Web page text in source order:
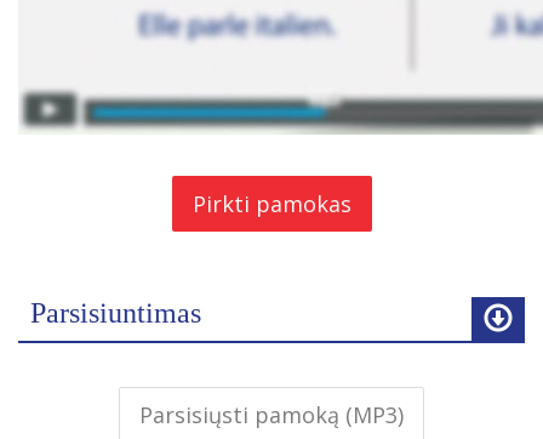
Pirkti pamokas
Parsisiuntimas
Parsisiųsti pamoką (MP3)